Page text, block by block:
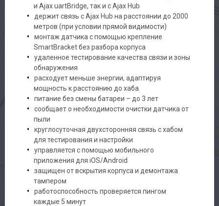
и Ajax uartBridge, так и с Ajax Hub
держит связь с Ajax Hub на расстоянии до 2000
метров (при условии прямой видимости)
монтаж датчика с помощью крепление
SmartBracket без разбора корпуса
удаленное тестирование качества связи и зоны
обнаружения
расходует меньше энергии, адаптируя
мощность к расстоянию до хаба
питание без смены батареи – до 3 лет
сообщает о необходимости очистки датчика от
пыли
круглосуточная двухсторонняя связь с хабом
для тестирования и настройки
управляется c помощью мобильного
приложения для iOS/Android
защищен от вскрытия корпуса и демонтажа
тампером
работоспособность проверяется пингом
каждые 5 минут